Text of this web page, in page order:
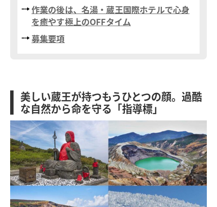
作業の後は、名湯・蔵王国際ホテルで心身
を癒やす極上のOFFタイム
募集要項
美しい蔵王が持つもうひとつの顔。過酷
な自然から命を守る「指導標」